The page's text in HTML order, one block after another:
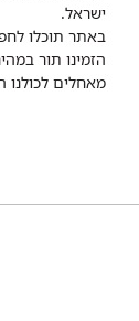
ישראל.
באתר תוכלו
הזמינו תור
מאחלים לכולנו